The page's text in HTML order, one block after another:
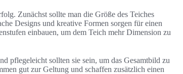
Zunächst sollte man die Größe des Teiches
Designs und kreative Formen sorgen für einen
einbauen, um dem Teich mehr Dimension zu
pflegeleicht sollten sie sein, um das Gesamtbild zu
gut zur Geltung und schaffen zusätzlich einen